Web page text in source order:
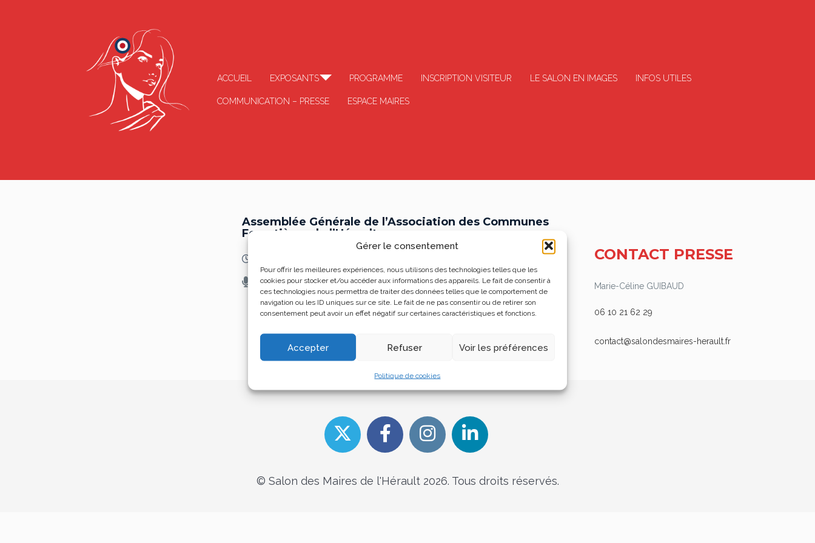
Gérer le consentement
Pour offrir les meilleures expériences, nous utilisons des technologies telles que les
cookies pour stocker et/ou accéder aux informations des appareils. Le fait de consentir à
ces technologies nous permettra de traiter des données telles que le comportement de
navigation ou les ID uniques sur ce site. Le fait de ne pas consentir ou de retirer son
consentement peut avoir un effet négatif sur certaines caractéristiques et fonctions.
Accepter Refuser Voir les préférences
Politique de cookies
ACCUEIL EXPOSANTS PROGRAMME INSCRIPTION VISITEUR LE SALON EN IMAGES INFOS UTILES
COMMUNICATION – PRESSE ESPACE MAIRES
Assemblée Générale de l’Association des Communes
Forestières de l’Hérault
/
CONTACT PRESSE
Marie-Céline GUIBAUD
06 10 21 62 29
contact@salondesmaires-herault.fr
© Salon des Maires de l'Hérault 2026. Tous droits réservés.